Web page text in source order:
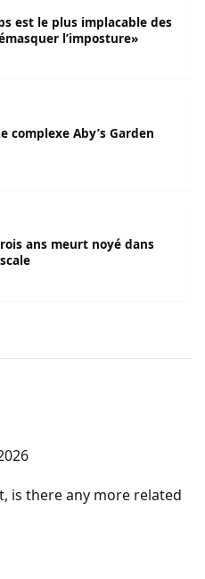
est le plus implacable des
l’imposture»
complexe Aby’s Garden
ans meurt noyé dans
is there any more related